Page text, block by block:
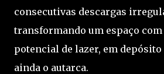
consecutivas descargas
transformando um espaço
potencial de lazer, em
ainda o autarca.